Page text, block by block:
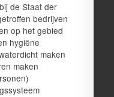
de Staat der
bedrijven
op het gebied
hygiëne
maken
maken